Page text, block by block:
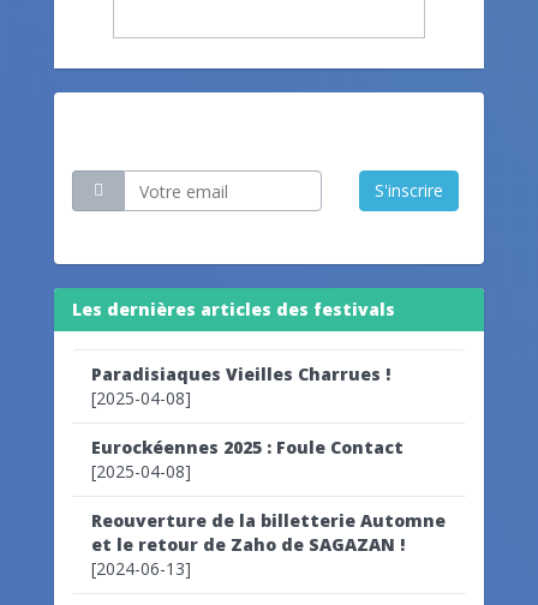
S'inscrire
Les dernières articles des festivals
Paradisiaques Vieilles Charrues !
[2025-04-08]
Eurockéennes 2025 : Foule Contact
[2025-04-08]
Reouverture de la billetterie Automne
et le retour de Zaho de SAGAZAN !
[2024-06-13]